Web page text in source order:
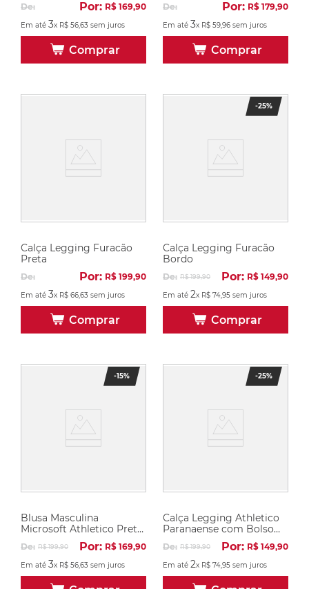
De: Por: R$ 169,90
Em até 3x R$ 56,63 sem juros
Comprar
De: Por: R$ 179,90
Em até 3x R$ 59,96 sem juros
Comprar
Calça Legging Furacão
Preta
De: Por: R$ 199,90
Em até 3x R$ 66,63 sem juros
Comprar
-25%
Calça Legging Furacão
Bordo
De: R$199,90 Por: R$ 149,90
Em até 2x R$ 74,95 sem juros
Comprar
-15%
Blusa Masculina
Microsoft Athletico Preta
De: R$199,90 Por: R$ 169,90
Em até 3x R$ 56,63 sem juros
-25%
Calça Legging Athletico
Paranaense com Bolso
De: R$199,90 Por: R$ 149,90
Em até 2x R$ 74,95 sem juros